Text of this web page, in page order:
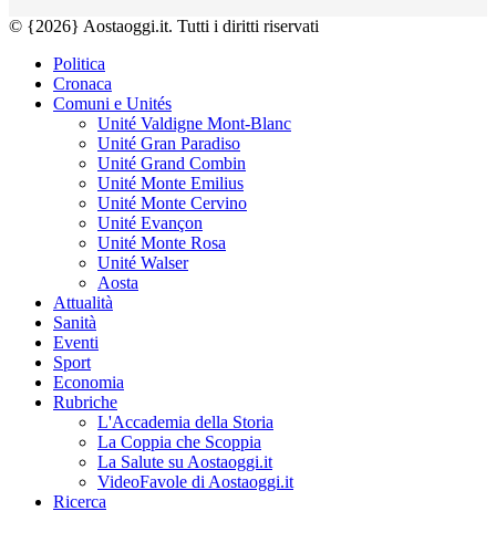
© {2026} Aostaoggi.it. Tutti i diritti riservati
Politica
Cronaca
Comuni e Unités
Unité Valdigne Mont-Blanc
Unité Gran Paradiso
Unité Grand Combin
Unité Monte Emilius
Unité Monte Cervino
Unité Evançon
Unité Monte Rosa
Unité Walser
Aosta
Attualità
Sanità
Eventi
Sport
Economia
Rubriche
L'Accademia della Storia
La Coppia che Scoppia
La Salute su Aostaoggi.it
VideoFavole di Aostaoggi.it
Ricerca